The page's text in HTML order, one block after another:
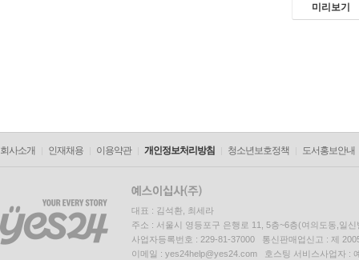
미리보기
회사소개 인재채용 이용약관 개인정보처리방침 청소년보호정책 도서홍보안내
대표 : 김석환, 최세라
주소 : 서울시 영등포구 은행로 11, 5층~6층(여의도동,일신
사업자등록번호 : 229-81-37000 통신판매업신고 : 제
이메일 : yes24help@yes24.com 호스팅 서비스사업자 :